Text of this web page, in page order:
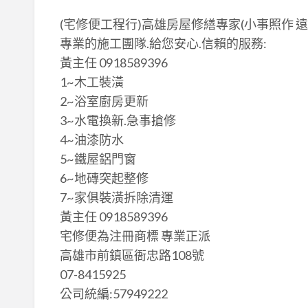
(宅修便工程行)高雄房屋修繕專家(小事照作
專業的施工團隊.給您安心.信賴的服務:
黃主任 0918589396
1~木工裝潢
2~浴室廚房更新
3~水電換新.急事搶修
4~油漆防水
5~鐵屋鋁門窗
6~地磚突起整修
7~家俱裝潢拆除清運
黃主任 0918589396
宅修便為注冊商標 專業正派
高雄市前鎮區衙忠路108號
07-8415925
公司統編:57949222